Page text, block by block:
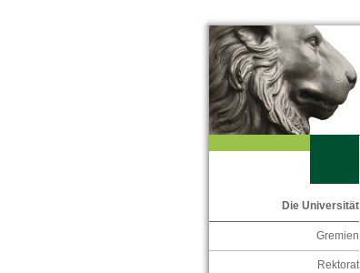
Die Universität
Gremien
Rektorat